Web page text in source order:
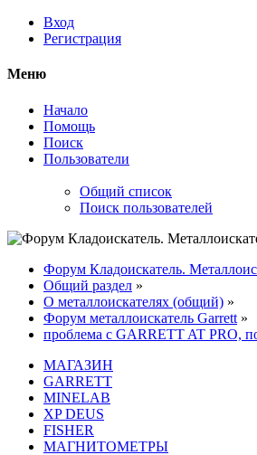
Вход
Регистрация
Меню
Начало
Помощь
Поиск
Пользователи
Общий список
Поиск пользователей
Форум Кладоискатель.
Общий раздел »
О металлоискателях (общий) »
Форум металлоискатель Garrett »
проблема с GARRETT AT PRO,
МАГАЗИН
GARRETT
MINELAB
XP DEUS
FISHER
МАГНИТОМЕТРЫ